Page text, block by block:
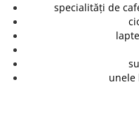
specialități de
unele